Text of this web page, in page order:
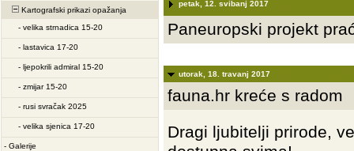
Kartografski prikazi opažanja
- velika strnadica 15-20
- lastavica 17-20
- ljepokrili admiral 15-20
- zmijar 15-20
- rusi svračak 2025
- velika sjenica 17-20
- Galerije
petak, 12. svibanj 2017
Paneuropski projekt
utorak, 18. travanj 2017
fauna.hr kreće s radom
Dragi ljubitelji prirode,